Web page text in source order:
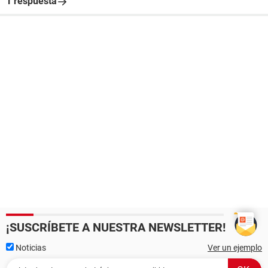
¡SUSCRÍBETE A NUESTRA NEWSLETTER!
Noticias Ver un ejemplo